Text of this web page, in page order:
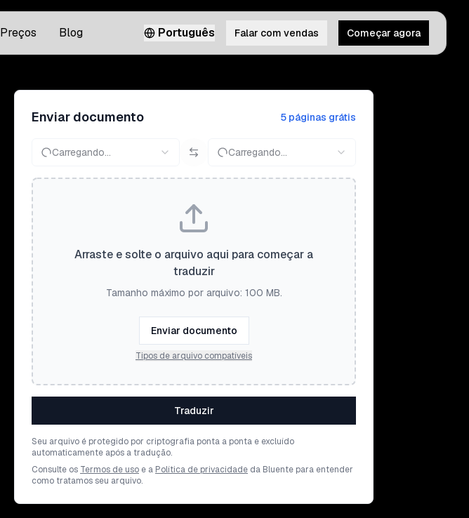
Preços Blog Português Falar com vendas Começar agora
Enviar documento 5 páginas grátis
Carregando... Carregando...
Arraste e solte o arquivo aqui para começar a
traduzir
Tamanho máximo por arquivo: 100 MB.
Enviar documento
Tipos de arquivo compatíveis
Traduzir
Seu arquivo é protegido por criptografia ponta a ponta e excluído
automaticamente após a tradução.
Consulte os Termos de uso e a Política de privacidade da Bluente para entender
como tratamos seu arquivo.